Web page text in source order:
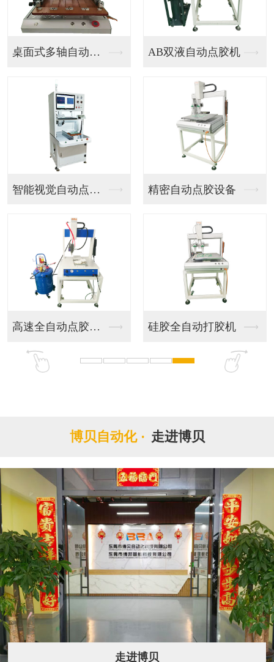
桌面式多轴自动点胶机 AB双液自动点胶机
智能视觉自动点胶机器... 精密自动点胶设备
高速全自动点胶设备 硅胶全自动打胶机
博贝自动化 · 走进博贝
走进博贝